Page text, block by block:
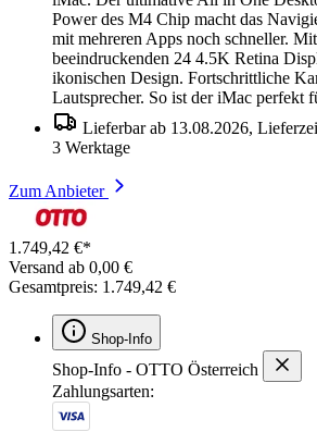
Power des M4 Chip macht das
mit mehreren Apps noch schneller.
beeindruckenden 24 4.5K Retina
ikonischen Design. Fortschrittliche
Lautsprecher. So ist der iMac perfekt
Lieferbar ab 13.08.2026,
3 Werktage
Zum Anbieter
1.749,42 €*
Versand ab 0,00 €
Gesamtpreis: 1.749,42 €
Shop-Info
Shop-Info - OTTO Österreich
Zahlungsarten: